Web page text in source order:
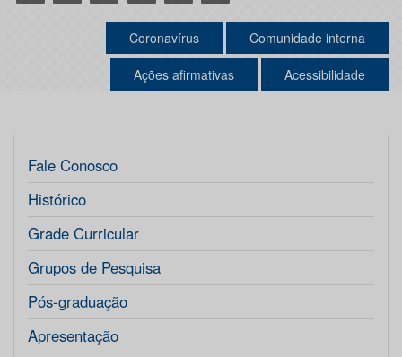
Coronavírus Comunidade interna
Ações afirmativas Acessibilidade
Fale Conosco
Histórico
Grade Curricular
Grupos de Pesquisa
Pós-graduação
Apresentação